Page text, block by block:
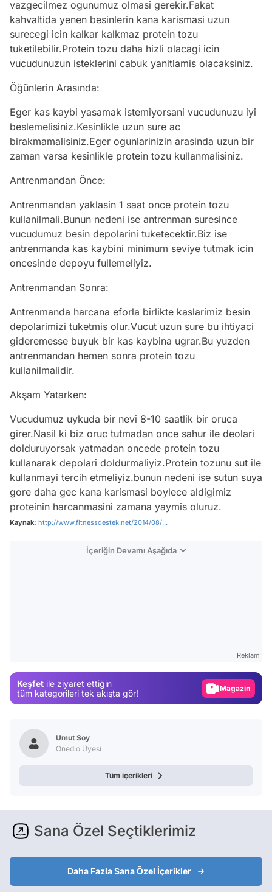
vazgecilmez ogunumuz olmasi gerekir.Fakat
kahvaltida yenen besinlerin kana karismasi uzun
surecegi icin kalkar kalkmaz protein tozu
tuketilebilir.Protein tozu daha hizli olacagi icin
vucudunuzun isteklerini cabuk yanitlamis olacaksiniz.
Öğünlerin Arasında:
Eger kas kaybi yasamak istemiyorsani vucudunuzu iyi
beslemelisiniz.Kesinlikle uzun sure ac
birakmamalisiniz.Eger ogunlarinizin arasinda uzun bir
zaman varsa kesinlikle protein tozu kullanmalisiniz.
Antrenmandan Önce:
Antrenmandan yaklasin 1 saat once protein tozu
kullanilmali.Bunun nedeni ise antrenman suresince
vucudumuz besin depolarini tuketecektir.Biz ise
antrenmanda kas kaybini minimum seviye tutmak icin
oncesinde depoyu fullemeliyiz.
Antrenmandan Sonra:
Antrenmanda harcana eforla birlikte kaslarimiz besin
depolarimizi tuketmis olur.Vucut uzun sure bu ihtiyaci
gideremesse buyuk bir kas kaybina ugrar.Bu yuzden
antrenmandan hemen sonra protein tozu
kullanilmalidir.
Akşam Yatarken:
Vucudumuz uykuda bir nevi 8-10 saatlik bir oruca
girer.Nasil ki biz oruc tutmadan once sahur ile deolari
dolduruyorsak yatmadan oncede protein tozu
kullanarak depolari doldurmaliyiz.Protein tozunu sut ile
kullanmayi tercih etmeliyiz.bunun nedeni ise sutun suya
gore daha gec kana karismasi boylece aldigimiz
proteinin harcanmasini zamana yaymis oluruz.
Kaynak: http://www.fitnessdestek.net/2014/08/...
İçeriğin Devamı Aşağıda
Reklam
Keşfet ile ziyaret ettiğin
tüm kategorileri tek akışta gör!
Magazin
Umut Soy
Onedio Üyesi
Tüm içerikleri
Sana Özel Seçtiklerimiz
Daha Fazla Sana Özel İçerikler